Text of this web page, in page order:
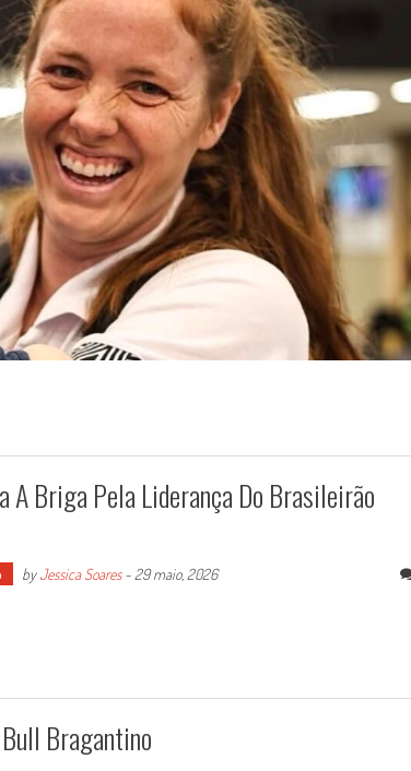
A Briga Pela Liderança Do Brasileirão
byJessica Soares- 29 maio, 2026
Bragantino